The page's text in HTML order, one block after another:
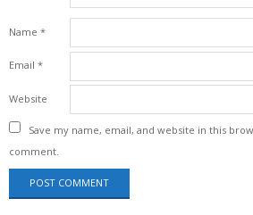
Name *
Email *
Website
Save my name, email, and website in this
comment.